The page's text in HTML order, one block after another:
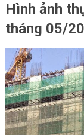
Hình ảnh
tháng 05/